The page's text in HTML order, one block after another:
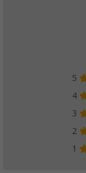
5
4
3
2
1